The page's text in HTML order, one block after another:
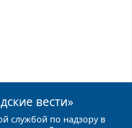
вести»
службой по надзору в